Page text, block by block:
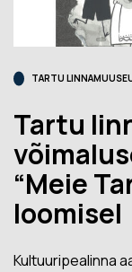
TARTU
Tartu
“Meie
loomisel
Kultuuripealinna